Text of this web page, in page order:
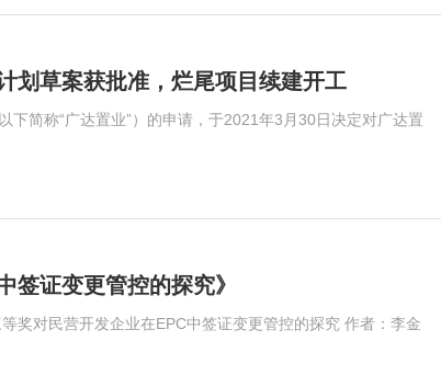
划草案获批准，烂尾项目续建开工
下简称“广达置业”）的申请，于2021年3月30日决定对广达置
签证变更管控的探究》
营开发企业在EPC中签证变更管控的探究 作者：李金